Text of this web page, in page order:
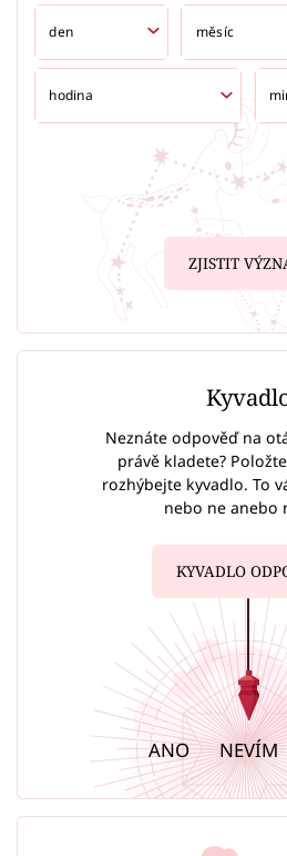
ZJISTIT
Neznáte odpověď na
právě kladete?
rozhýbejte kyvadlo. To
nebo ne anebo
KYVADLO
ANO NEVÍM